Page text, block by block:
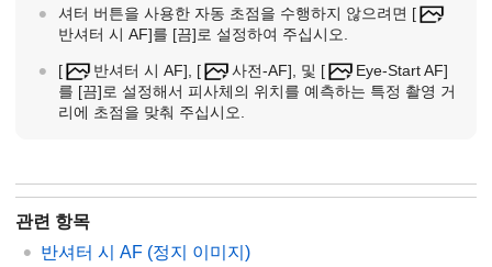
셔터 버튼을 사용한 자동 초점을 수행하지 않으려면 [
반셔터 시 AF]를 [끔]로 설정하여 주십시오.
[ 반셔터 시 AF] [ 사전-AF] , 및 [
Eye-Start AF]
를 [끔]로 설정해서 피사체의 위치를 예측하는 특정 촬영 거
리에 초점을 맞춰 주십시오.
관련 항목
반셔터 시 AF (정지 이미지)